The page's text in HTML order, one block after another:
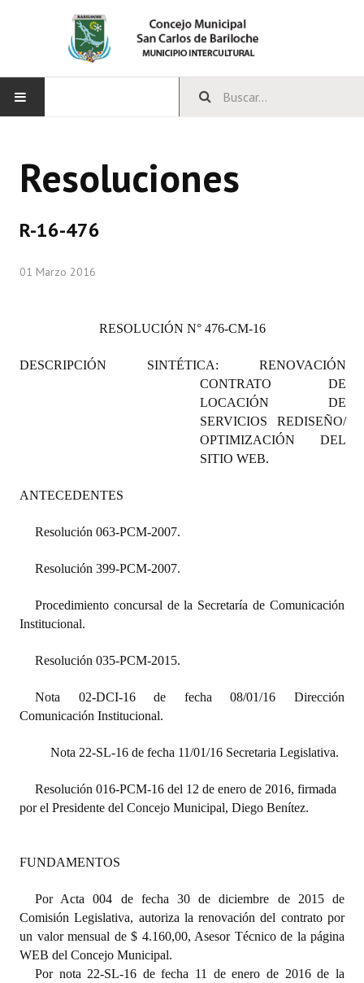
CONCEJO
Constitución Provincial
Organigrama
DOCUMENTOS
Informes de Gestión
Dictámenes Asesoría Letrada
Actas de Sesión
Ejecución Presupuestaria
Actas de Audiencias Públicas
NORMATIVA
Comunicaciones
Resoluciones
R-16-476
01 Marzo 2016
RESOLUCIÓN N° 476-CM-16
DESCRIPCIÓN SINTÉTICA: RENOVACIÓN
CONTRATO DE
LOCACIÓN DE
SERVICIOS REDISEÑO/
OPTIMIZACIÓN DEL
SITIO WEB.
ANTECEDENTES
Resolución 063-PCM-2007.
Resolución 399-PCM-2007.
Procedimiento concursal de la Secretaría de Comunicación
Institucional.
Resolución 035-PCM-2015.
Nota 02-DCI-16 de fecha 08/01/16 Dirección
Comunicación Institucional.
Nota 22-SL-16 de fecha 11/01/16 Secretaria Legislativa.
Resolución 016-PCM-16 del 12 de enero de 2016, firmada
por el Presidente del Concejo Municipal, Diego Benítez.
FUNDAMENTOS
Por Acta 004 de fecha 30 de diciembre de 2015 de
Comisión Legislativa, autoriza la renovación del contrato por
un valor mensual de $ 4.160,00, Asesor Técnico de la página
WEB del Concejo Municipal.
Por nota 22-SL-16 de fecha 11 de enero de 2016 de la